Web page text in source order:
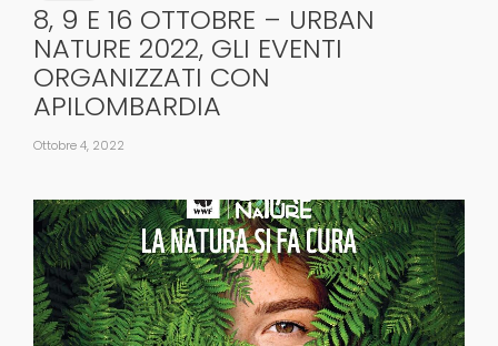
8, 9 E 16 OTTOBRE – URBAN
NATURE 2022, GLI EVENTI
ORGANIZZATI CON
APILOMBARDIA
Ottobre 4, 2022